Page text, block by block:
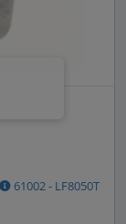
61002 - LF8050T